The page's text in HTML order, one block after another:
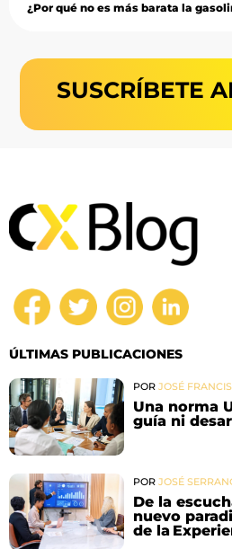
¿Por qué no es más barata la
SUSCRÍBETE
ÚLTIMAS PUBLICACIONES
POR JOSÉ
Una norma
guía ni
POR JOSÉ
De la
nuevo
de la